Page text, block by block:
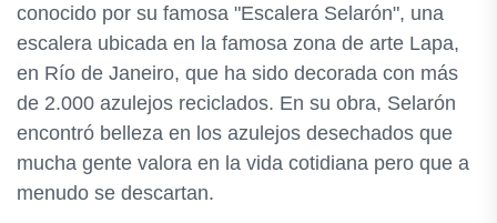
conocido por su famosa "Escalera Selarón", una
escalera ubicada en la famosa zona de arte Lapa,
en Río de Janeiro, que ha sido decorada con más
de 2.000 azulejos reciclados. En su obra, Selarón
encontró belleza en los azulejos desechados que
mucha gente valora en la vida cotidiana pero que a
menudo se descartan.